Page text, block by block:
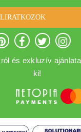
és exkluzív
ki!